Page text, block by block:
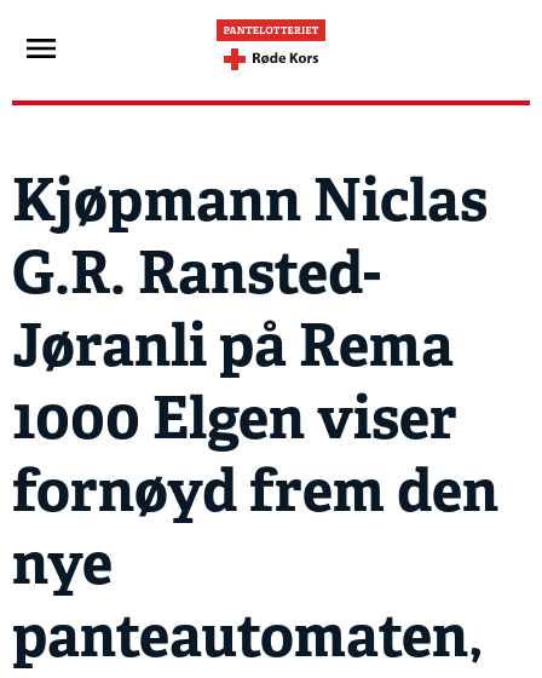
Kjøpmann Niclas
G.R. Ransted-
Jøranli på Rema
1000 Elgen viser
fornøyd frem den
nye
panteautomaten,